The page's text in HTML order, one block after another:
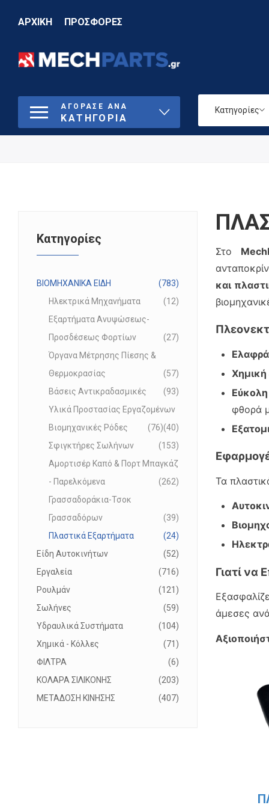
ΑΡΧΙΚΗ ΠΡΟΣΦΟΡΕΣ
ΑΓΟΡΑΣΕ ΑΝΑ
ΚΑΤΗΓΟΡΙΑ
Κατηγορίες
Κατηγορίες
ΒΙΟΜΗΧΑΝΙΚΑ ΕΙΔΗ
783
Ηλεκτρικά Μηχανήματα
12
Εξαρτήματα Ανυψώσεως-
Προσδέσεως Φορτίων
27
Όργανα Μέτρησης Πίεσης &
Θερμοκρασίας
57
Βάσεις Αντικραδασμικές
93
Υλικά Προστασίας Εργαζομένων
40
Βιομηχανικές Ρόδες
76
Σφιγκτήρες Σωλήνων
153
Αμορτισέρ Καπό & Πορτ Μπαγκάζ
- Παρελκόμενα
262
Γρασσαδοράκια-Τσοκ
Γρασσαδόρων
39
Πλαστικά Εξαρτήματα
24
Είδη Αυτοκινήτων
52
Εργαλεία
716
Ρουλμάν
121
Σωλήνες
59
Υδραυλικά Συστήματα
104
Χημικά - Κόλλες
71
ΦΙΛΤΡΑ
6
ΚΟΛΑΡΑ ΣΙΛΙΚΟΝΗΣ
203
ΜΕΤΑΔΟΣΗ ΚΙΝΗΣΗΣ
407
Στο
και
Χημική
φθορά
Τα
Γιατί να
άμεσες